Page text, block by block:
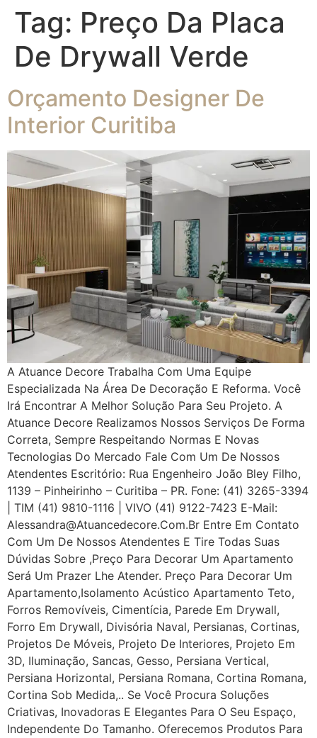
Tag: Preço Da Placa
De Drywall Verde
Orçamento Designer De
Interior Curitiba
A Atuance Decore Trabalha Com Uma Equipe
Especializada Na Área De Decoração E Reforma. Você
Irá Encontrar A Melhor Solução Para Seu Projeto. A
Atuance Decore Realizamos Nossos Serviços De Forma
Correta, Sempre Respeitando Normas E Novas
Tecnologias Do Mercado Fale Com Um De Nossos
Atendentes Escritório: Rua Engenheiro João Bley Filho,
1139 – Pinheirinho – Curitiba – PR. Fone: (41) 3265-3394
| TIM (41) 9810-1116 | VIVO (41) 9122-7423 E-Mail:
Alessandra@atuancedecore.com.br Entre Em Contato
Com Um De Nossos Atendentes E Tire Todas Suas
Dúvidas Sobre ,Preço Para Decorar Um Apartamento
Será Um Prazer Lhe Atender. Preço Para Decorar Um
Apartamento,Isolamento Acústico Apartamento Teto,
Forros Removíveis, Cimentícia, Parede Em Drywall,
Forro Em Drywall, Divisória Naval, Persianas, Cortinas,
Projetos De Móveis, Projeto De Interiores, Projeto Em
3D, Iluminação, Sancas, Gesso, Persiana Vertical,
Persiana Horizontal, Persiana Romana, Cortina Romana,
Cortina Sob Medida,.. Se Você Procura Soluções
Criativas, Inovadoras E Elegantes Para O Seu Espaço,
Independente Do Tamanho. Oferecemos Produtos Para